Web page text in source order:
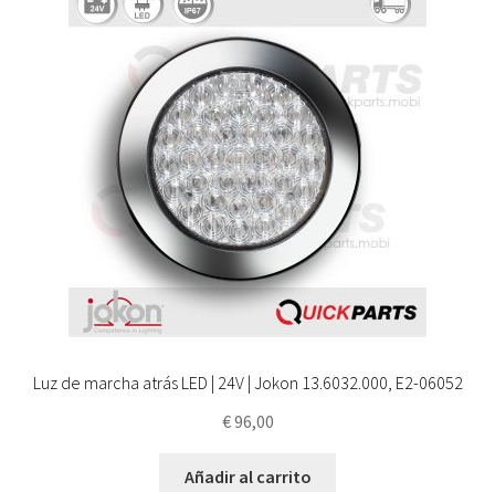
Luz de marcha atrás LED | 24V | Jokon 13.6032.000, E2-06052
€96,00
Añadir al carrito